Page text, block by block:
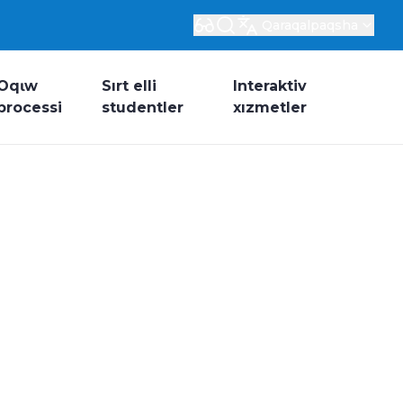
Sırt elli
studentler
Interaktiv
xızmetler